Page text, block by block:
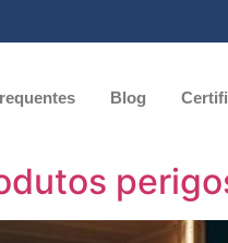
Blog